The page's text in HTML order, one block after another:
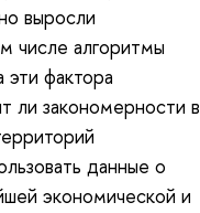
выросли
числе алгоритмы
фактора
ли закономерности в
данные о
экономической и